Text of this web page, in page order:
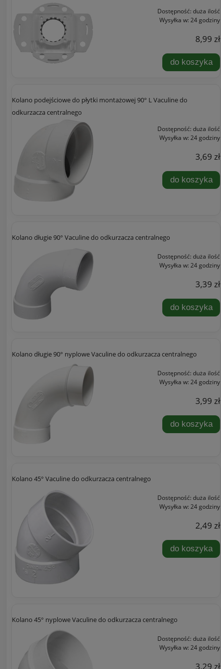
Dostępność: duża ilość
Wysyłka w: 24 godziny
8,99 zł
do koszyka
Kolano podejściowe do płytki montażowej 90° L Vaculine do
odkurzacza centralnego
Dostępność: duża ilość
Wysyłka w: 24 godziny
3,69 zł
do koszyka
Kolano długie 90° Vaculine do odkurzacza centralnego
Dostępność: duża ilość
Wysyłka w: 24 godziny
3,39 zł
do koszyka
Kolano długie 90° nyplowe Vaculine do odkurzacza centralnego
Dostępność: duża ilość
Wysyłka w: 24 godziny
3,99 zł
do koszyka
Kolano 45° Vaculine do odkurzacza centralnego
Dostępność: duża ilość
Wysyłka w: 24 godziny
2,49 zł
do koszyka
Kolano 45° nyplowe Vaculine do odkurzacza centralnego
Dostępność: duża ilość
Wysyłka w: 24 godziny
3,29 zł